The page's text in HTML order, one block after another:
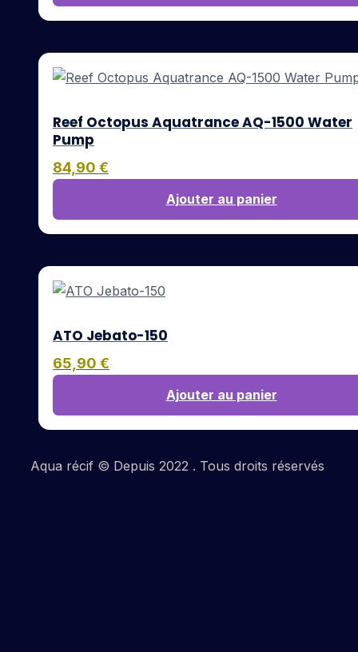
Reef Octopus Aquatrance AQ-1500 Water
Pump
84,90 €
Ajouter au panier
ATO Jebato-150
65,90 €
Ajouter au panier
Aqua récif © Depuis 2022 . Tous droits réservés